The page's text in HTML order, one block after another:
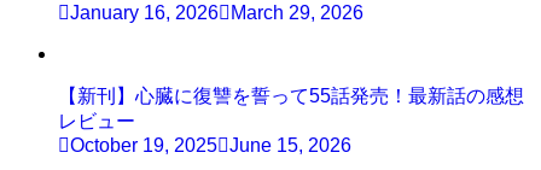
January 16, 2026
March 29, 2026
【新刊】心臓に復讐を誓って55話発売！最新話の感想
レビュー
October 19, 2025 June 15, 2026